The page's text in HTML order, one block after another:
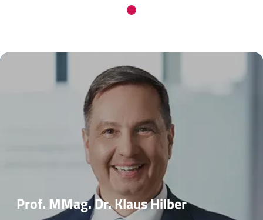
Prof. MMag. Dr. Klaus Hilber